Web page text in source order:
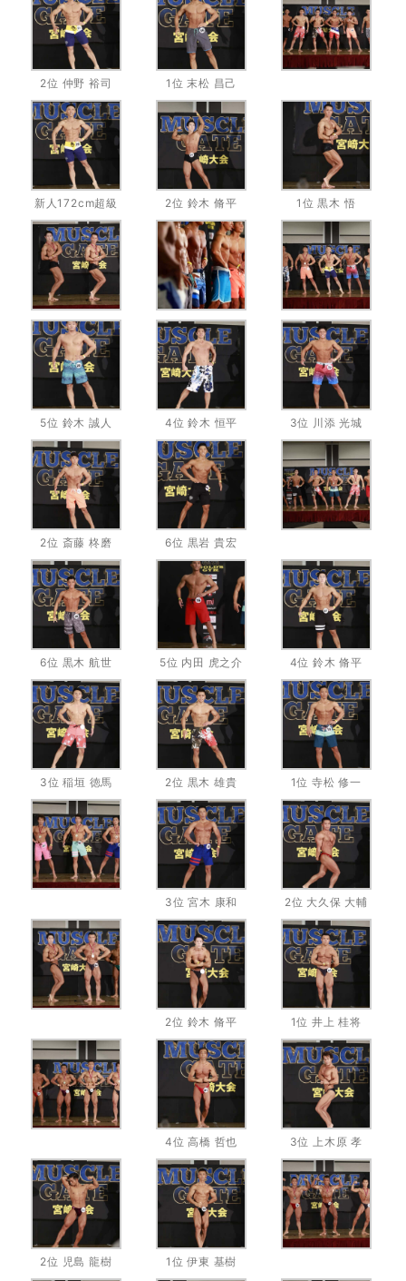
2位 仲野 裕司 1位 末松 昌己
新人172cm超級 2位 鈴木 脩平 1位 黒木 悟
5位 鈴木 誠人 4位 鈴木 恒平 3位 川添 光城
2位 斎藤 柊磨 6位 黒岩 貴宏
6位 黒木 航世 5位 内田 虎之介 4位 鈴木 脩平
3位 稲垣 徳馬 2位 黒木 雄貴 1位 寺松 修一
3位 宮木 康和 2位 大久保 大輔
2位 鈴木 脩平 1位 井上 桂将
4位 高橋 哲也 3位 上木原 孝
2位 児島 龍樹 1位 伊東 基樹